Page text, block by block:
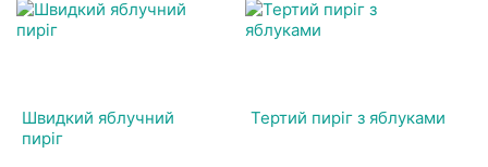
Швидкий яблучний
пиріг
Тертий пиріг з яблуками